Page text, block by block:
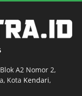
A2 Nomor 2,
Kota Kendari,